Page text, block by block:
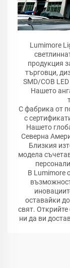
Lumimore
продукция
търговци,
SMD/COB
Нашето
С фабрика от
с
Нашето
Северна
Близкия
модела
В Lumimore
оставайки
свят.
ни да ви